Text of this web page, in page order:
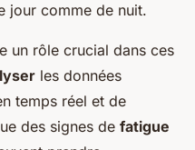
jour comme de nuit.
un rôle crucial dans ces
les données
temps réel et de
des signes de fatigue